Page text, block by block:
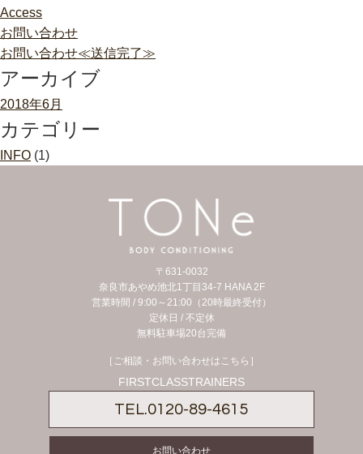
Access
お問い合わせ
お問い合わせ≪送信完了≫
アーカイブ
2018年6月
カテゴリー
INFO (1)
〒631-0032
奈良市あやめ池北1丁目34-7 HANA 2F
営業時間 / 9:00～21:00（20時最終受付）
定休日 / 不定休
無料駐車場20台完備
［ご相談・お問い合わせはこちら］
FIRSTCLASSTRAINERS
TEL.0120-89-4615
お問い合わせ